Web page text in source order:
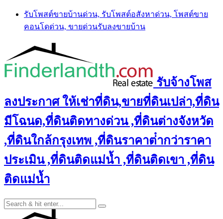
Skip
content
รับโพสต์ขายบ้านด่วน, รับโพสต์อสังหาด่วน, โพสต์ขาย
คอนโดด่วน, ขายด่วนรับลงขายบ้าน
รับจ้างโพส
ลงประกาศ ให้เช่าที่ดิน,ขายที่ดินเปล่า,ที่ดิน
มีโฉนด,ที่ดินติดทางด่วน ,ที่ดินต่างจังหวัด
,ที่ดินใกล้กรุงเทพ ,ที่ดินราคาต่ํากว่าราคา
ประเมิน ,ที่ดินติดแม่น้ำ ,ที่ดินติดเขา ,ที่ดิน
ติดแม่น้ำ